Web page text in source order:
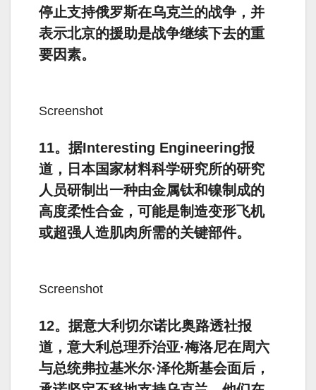
停止支持俄罗斯在乌克兰的战争，并
表示北京的援助是战争继续下去的重
要因素。
Screenshot
11。据Interesting Engineering报
道，日本国家材料科学研究所的研究
人员研制出一种由金属钛和镍制成的
高度柔性合金，可能是制造变形飞机
或超强人造肌肉所需的关键部件。
Screenshot
12。据意大利切尔诺比奥路透社报
道，意大利总理乔治亚·梅洛尼在周六
与总统弗拉基米尔·泽伦斯基会面后，